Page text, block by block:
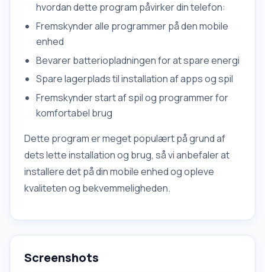
hvordan dette program påvirker din telefon:
Fremskynder alle programmer på den mobile
enhed
Bevarer batteriopladningen for at spare energi
Spare lagerplads til installation af apps og spil
Fremskynder start af spil og programmer for
komfortabel brug
Dette program er meget populært på grund af
dets lette installation og brug, så vi anbefaler at
installere det på din mobile enhed og opleve
kvaliteten og bekvemmeligheden.
Screenshots